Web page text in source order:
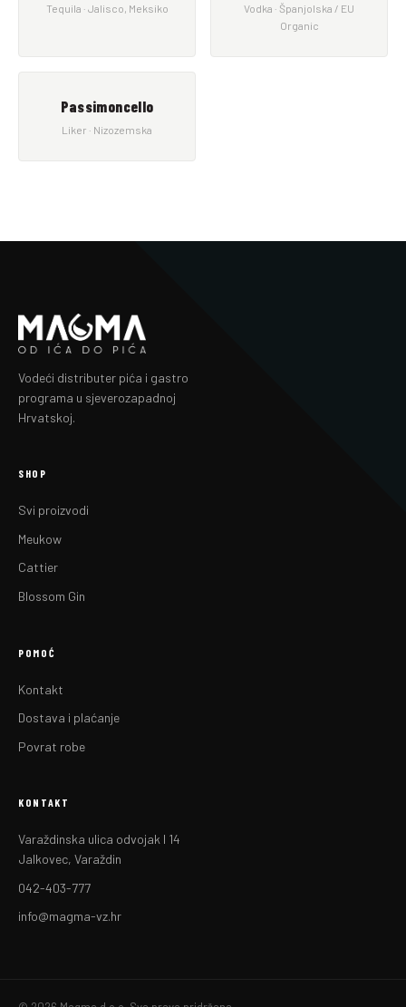
Tequila · Jalisco, Meksiko
Vodka · Španjolska / EU
Organic
Passimoncello
Liker · Nizozemska
Vodeći distributer pića i gastro
programa u sjeverozapadnoj
Hrvatskoj.
SHOP
Svi proizvodi
Meukow
Cattier
Blossom Gin
POMOĆ
Kontakt
Dostava i plaćanje
Povrat robe
KONTAKT
Varaždinska ulica odvojak I 14
Jalkovec, Varaždin
042-403-777
info@magma-vz.hr